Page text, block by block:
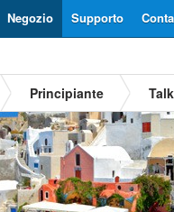
Supporto
Negozio
Principiante